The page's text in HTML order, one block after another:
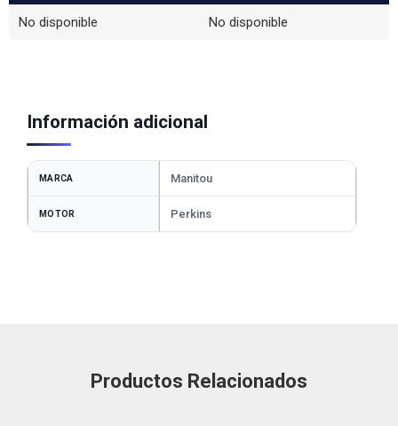
No disponible No disponible
Información adicional
MARCA Manitou
MOTOR Perkins
Productos Relacionados